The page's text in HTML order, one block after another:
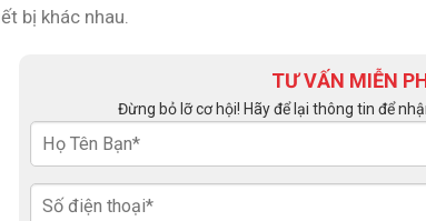
bị khác nhau.
TƯ VẤN MIỄN
Đừng bỏ lỡ cơ hội! Hãy để lại thông tin để